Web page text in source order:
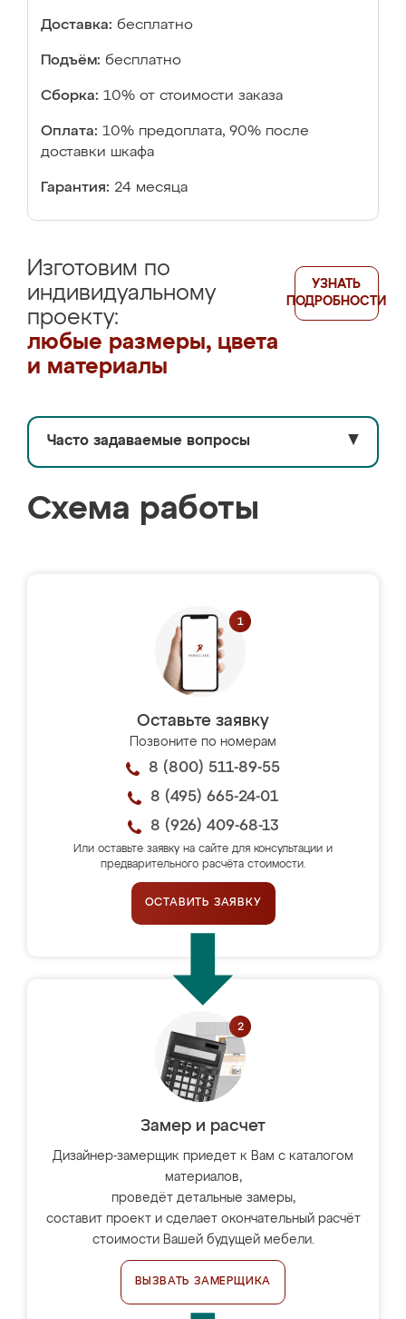
Доставка: бесплатно
Подъём: бесплатно
Сборка: 10% от стоимости заказа
Оплата: 10% предоплата, 90% после
доставки шкафа
Гарантия: 24 месяца
Изготовим по
индивидуальному
проекту:
любые размеры, цвета
и материалы
УЗНАТЬ
ПОДРОБНОСТИ
Часто задаваемые вопросы ▼
Схема работы
Оставьте заявку
Позвоните по номерам
8 (800) 511-89-55
8 (495) 665-24-01
8 (926) 409-68-13
Или оставьте заявку на сайте для консультации и
предварительного расчёта стоимости.
ОСТАВИТЬ ЗАЯВКУ
Замер и расчет
Дизайнер-замерщик приедет к Вам с каталогом
материалов,
проведёт детальные замеры,
составит проект и сделает окончательный расчёт
стоимости Вашей будущей мебели.
ВЫЗВАТЬ ЗАМЕРЩИКА